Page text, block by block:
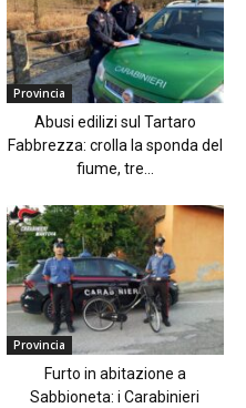
Provincia
Abusi edilizi sul Tartaro
Fabbrezza: crolla la sponda del
fiume, tre...
Provincia
Furto in abitazione a
Sabbioneta: i Carabinieri